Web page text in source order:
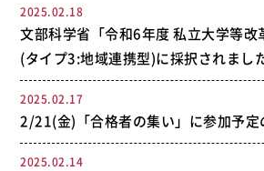
2025.02.18
文部科学省「令和6年度 私立大学等改
(タイプ3:地域連携型)に採択されました
2025.02.17
2/21(金)「合格者の集い」に参加予定
2025.02.14